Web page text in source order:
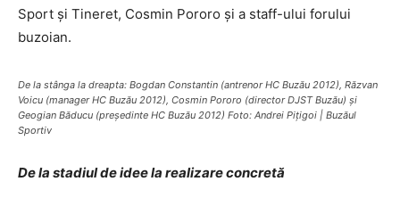
Sport şi Tineret, Cosmin Pororo şi a staff-ului forului
buzoian.
De la stânga la dreapta: Bogdan Constantin (antrenor HC Buzău 2012), Răzvan
Voicu (manager HC Buzău 2012), Cosmin Pororo (director DJST Buzău) şi
Geogian Băducu (preşedinte HC Buzău 2012) Foto: Andrei Piţigoi | Buzăul
Sportiv
De la stadiul de idee la realizare concretă